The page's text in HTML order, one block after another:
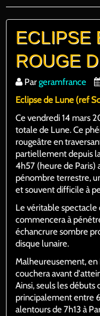
ECLIPSE
ROUGE
Pargeramfrance
Eclipse de Lune (ref
Ce vendredi 14 mars
totale de Lune. Ce
rougeâtre en
partiellement depuis
4h57 (heure de Paris)
pénombre terrestre,
et souvent difficile à
Le véritable
commencera à
échancrure sombre
disque lunaire.
Malheureusement, en
couchera avant
Ainsi, seuls les débuts
principalement entre
alentours de 7h13 à